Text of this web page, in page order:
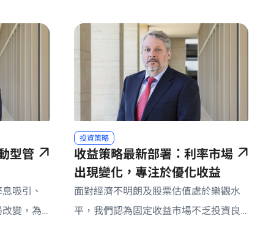
型管
吸引、
變，為
投資策略
收益策略最新部署：利率市場
出現變化，專注於優化收益
面對經濟不明朗及股票估值處於樂觀水
平，我們認為固定收益市場不乏投資良